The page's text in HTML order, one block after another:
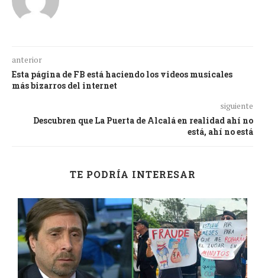
anterior
Esta página de FB está haciendo los videos musicales
más bizarros del internet
siguiente
Descubren que La Puerta de Alcalá en realidad ahí no
está, ahí no está
TE PODRÍA INTERESAR